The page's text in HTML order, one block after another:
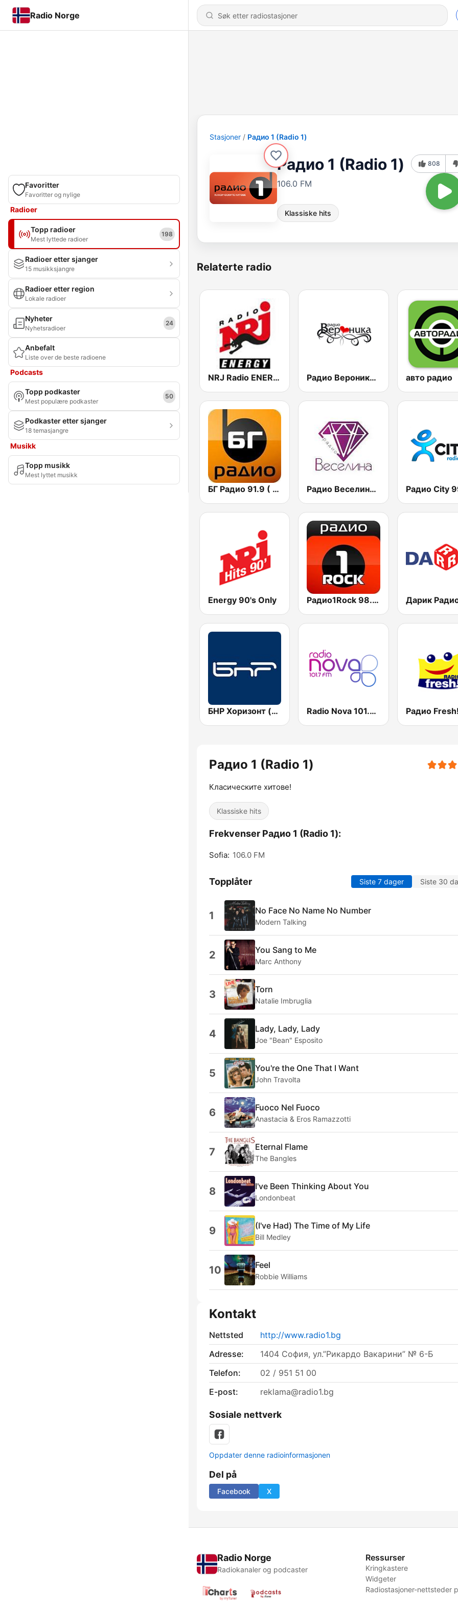
Radio Norge
Favoritter
Favoritter og nylige
Radioer
Topp radioer
Mest lyttede radioer
198
Radioer etter sjanger
15 musikksjangre
Radioer etter region
Lokale radioer
Nyheter
Nyhetsradioer
24
Anbefalt
Liste over de beste radioene
Podcasts
Topp podkaster
Mest populære podkaster
50
Podkaster etter sjanger
18 temasjangre
Musikk
Topp musikk
Mest lyttet musikk
Stasjoner Радио 1 (Radio 1)
Радио 1 (Radio 1)
106.0 FM
Klassiske hits
808
Relaterte radio
NRJ Radio ENERGY Радио Вероника 96.7 (Radio Veronika) авто радио
БГ Радио 91.9 ( BG Radio ) Радио Веселина 99.1 FM
Energy 90's Only Радио1Rock 98.3 FM ( Radio 1 Rock )
БНР Хоризонт (BNR Horizont) Radio Nova 101.7 FM
Радио 1 (Radio 1)
Класическите хитове!
Klassiske hits
Frekvenser Радио 1 (Radio 1):
Sofia: 106.0 FM
Topplåter Siste 7 dager Siste 30
1 No Face No Name No Number
Modern Talking
2 You Sang to Me
Marc Anthony
3 Torn
Natalie Imbruglia
4 Lady, Lady, Lady
Joe "Bean" Esposito
5 You're the One That I Want
John Travolta
6 Fuoco Nel Fuoco
Anastacia & Eros Ramazzotti
7 Eternal Flame
The Bangles
8 I've Been Thinking About You
Londonbeat
9 (I've Had) The Time of My Life
Bill Medley
10 Feel
Robbie Williams
Kontakt
Nettsted
http://www.radio1.bg
Adresse:
1404 София, ул.”Рикардо Вакарини” № 6-Б
Telefon:
02 / 951 51 00
E-post:
reklama@radio1.bg
Sosiale nettverk
Oppdater denne radioinformasjonen
Del på
Facebook X
Radio Norge
Radiokanaler og podcaster
Ressurser
Kringkastere
Widgeter
Radiostasjoner-nettsteder